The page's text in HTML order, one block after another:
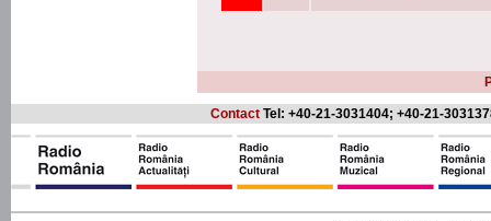
Contact Tel: +40-21-3031404; +40-21-